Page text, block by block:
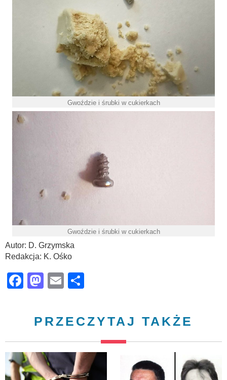
Gwoździe i śrubki w cukierkach
Gwoździe i śrubki w cukierkach
Autor: D. Grzymska
Redakcja: K. Ośko
Facebook
Mastodon
Email
PRZECZYTAJ TAKŻE